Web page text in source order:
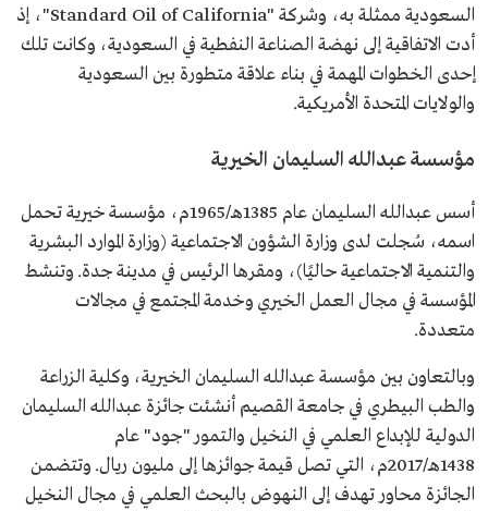
السعودية ممثلة به، وشركة "Standard Oil of California"، إذ
أدت الاتفاقية إلى نهضة الصناعة النفطية في السعودية، وكانت تلك
إحدى الخطوات المهمة في بناء علاقة متطورة بين السعودية
والولايات المتحدة الأمريكية.
مؤسسة عبدالله السليمان الخيرية
أسس عبدالله السليمان عام 1385هـ/1965م، مؤسسة خيرية تحمل
اسمه، سُجلت لدى وزارة الشؤون الاجتماعية (وزارة الموارد البشرية
والتنمية الاجتماعية حاليًا)، ومقرها الرئيس في مدينة جدة. وتنشط
المؤسسة في مجال العمل الخيري وخدمة المجتمع في مجالات
متعددة.
وبالتعاون بين مؤسسة عبدالله السليمان الخيرية، وكلية الزراعة
والطب البيطري في جامعة القصيم أنشئت جائزة عبدالله السليمان
الدولية للإبداع العلمي في النخيل والتمور "جود" عام
1438هـ/2017م، التي تصل قيمة جوائزها إلى مليون ريال. وتتضمن
الجائزة محاور تهدف إلى النهوض بالبحث العلمي في مجال النخيل